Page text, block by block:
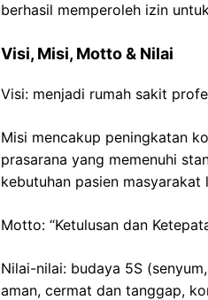
berhasil memperoleh izin
Visi, Misi, Motto & Nilai
Visi: menjadi rumah sakit
Misi mencakup peningkatan
prasarana yang memenuhi
kebutuhan pasien masyarakat
Motto: “Ketulusan dan
Nilai-nilai: budaya 5S
aman, cermat dan tanggap,